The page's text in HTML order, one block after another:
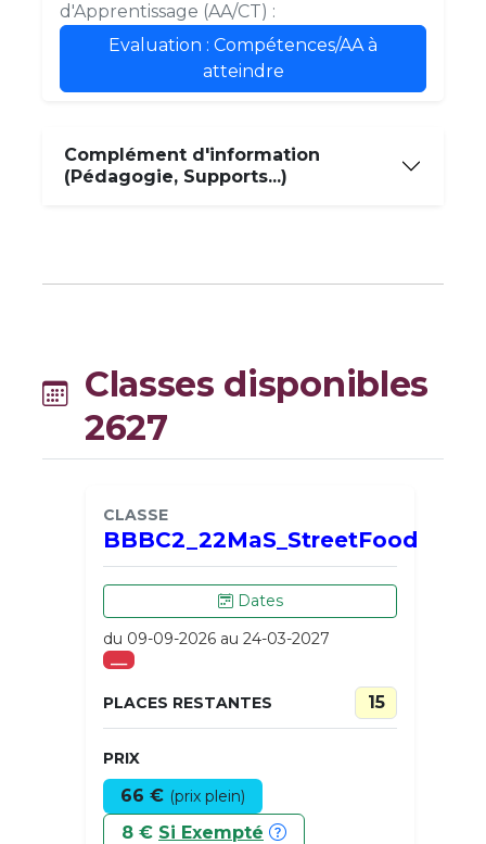
d'Apprentissage (AA/CT) :
Evaluation : Compétences/AA à
atteindre
Complément d'information
(Pédagogie, Supports...)
Classes disponibles
2627
CLASSE
BBBC2_22MaS_StreetFood
Dates
du 09-09-2026 au 24-03-2027
___
PLACES RESTANTES 15
PRIX
66 € (prix plein)
8 € Si Exempté